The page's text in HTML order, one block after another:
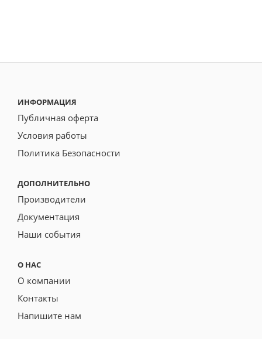
ИНФОРМАЦИЯ
Публичная оферта
Условия работы
Политика Безопасности
ДОПОЛНИТЕЛЬНО
Производители
Документация
Наши события
О НАС
О компании
Контакты
Напишите нам